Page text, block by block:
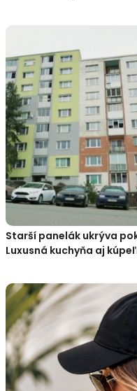
Starší panelák ukrýva
Luxusná kuchyňa aj